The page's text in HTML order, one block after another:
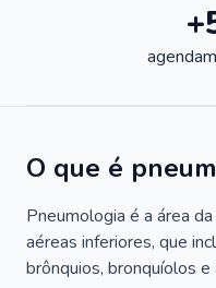
O que é
Pneumologia é a área
aéreas inferiores, que
brônquios, bronquíolos